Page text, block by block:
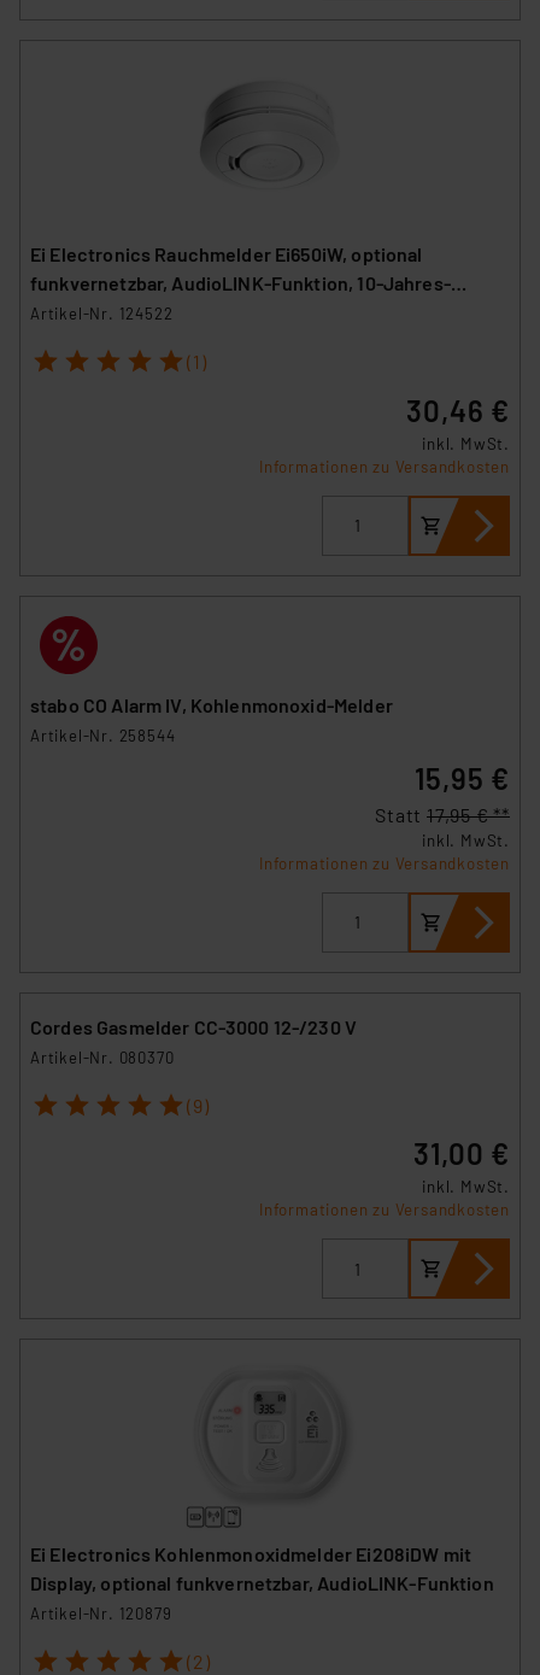
Ei Electronics Rauchmelder Ei650iW, optional
funkvernetzbar, AudioLINK-Funktion, 10-Jahres-
Batterie
Artikel-Nr. 124522
1 2 3 4 5 (1)
30,46 €
inkl. MwSt.
Informationen zu Versandkosten
stabo CO Alarm IV, Kohlenmonoxid-Melder
Artikel-Nr. 258544
15,95 €
Statt 17,95 € **
inkl. MwSt.
Informationen zu Versandkosten
Cordes Gasmelder CC-3000 12-/230 V
Artikel-Nr. 080370
1 2 3 4 5 (9)
31,00 €
inkl. MwSt.
Informationen zu Versandkosten
Ei Electronics Kohlenmonoxidmelder Ei208iDW mit
Display, optional funkvernetzbar, AudioLINK-Funktion
Artikel-Nr. 120879
1 2 3 4 5 (2)